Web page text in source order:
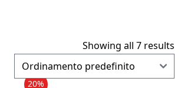
Showing all 7 results
20%